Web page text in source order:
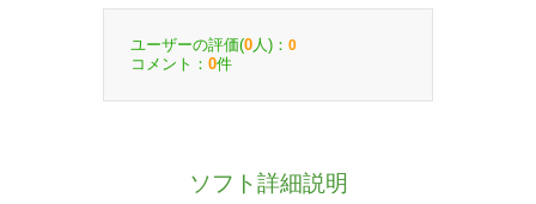
ユーザーの評価(0 人)： 0
コメント： 0件
ソフト詳細説明